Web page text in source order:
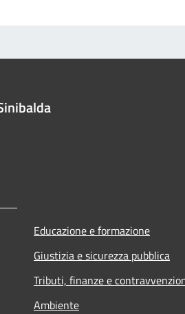
Educazione e formazione
Giustizia e sicurezza pubblica
Tributi, finanze e
Ambiente